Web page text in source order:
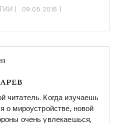
09.05.2016
читатель. Когда изучаешь
о мироустройстве, новой
очень увлекаешься,